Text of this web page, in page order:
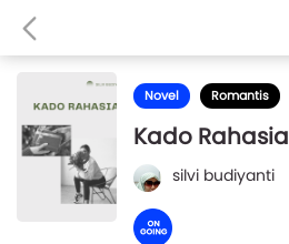
Novel Romantis
Kado Rahasia
silvi budiyanti